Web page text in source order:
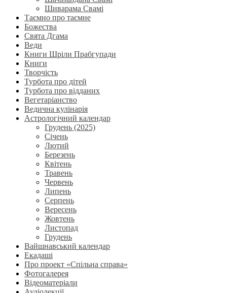
Шиварама Свамі
Таємно про таємне
Божества
Свята Дгама
Веди
Книги Шріли Прабгупади
Книги
Творчість
Турбота про дітей
Турбота про відданих
Вегетаріанство
Ведична кулінарія
Астрологічний календар
Грудень (2025)
Січень
Лютий
Березень
Квітень
Травень
Червень
Липень
Серпень
Вересень
Жовтень
Листопад
Грудень
Вайшнавський календар
Екадаші
Про проект «Спільна справа»
Фотогалерея
Відеоматеріали